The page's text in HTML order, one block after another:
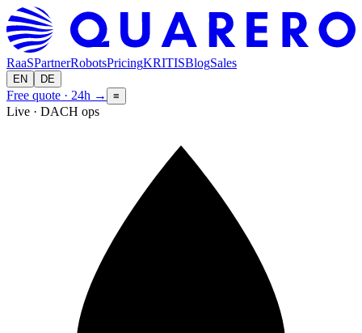
RaaSPartnerRobotsPricingKRITISBlogSales
EN DE
Free quote · 24h → ≡
Live · DACH ops